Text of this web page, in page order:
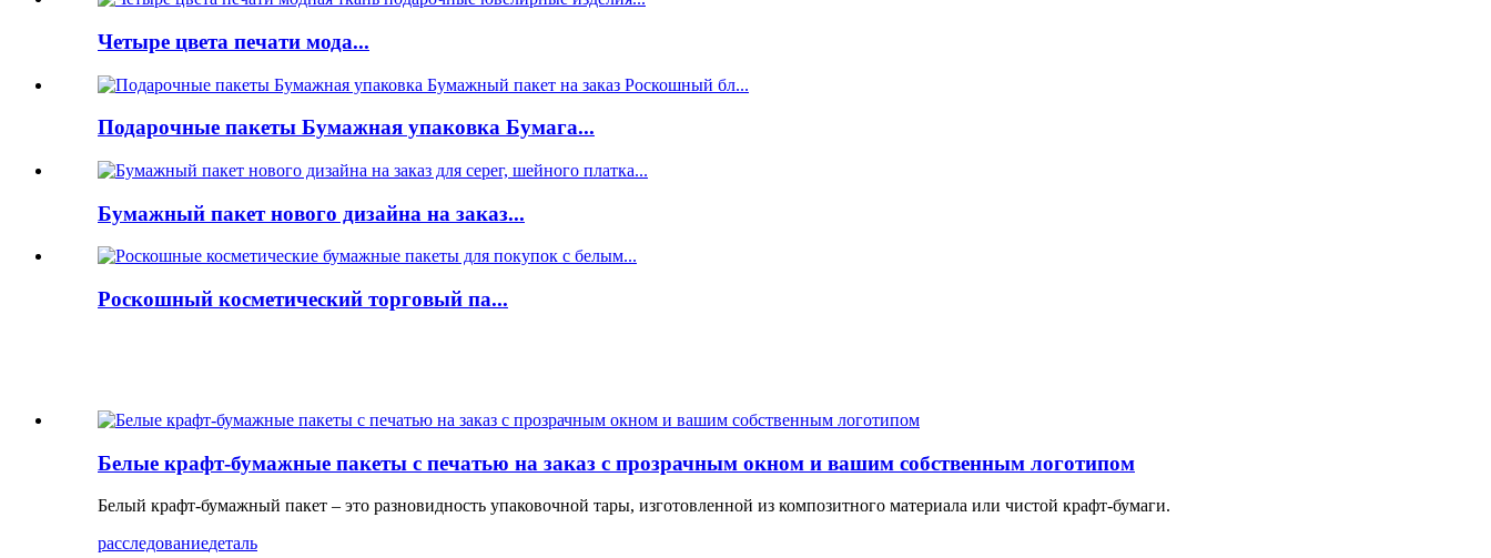
Четыре цвета печати мода...
Подарочные пакеты Бумажная упаковка Бумага...
Бумажный пакет нового дизайна на заказ...
Роскошный косметический торговый па...
Белые крафт-бумажные пакеты с печатью на заказ с прозрачным окном и вашим собственным логотипом
Белый крафт-бумажный пакет – это разновидность упаковочной тары, изготовленной из композитного материала или чистой крафт-бумаги.
расследованиедеталь